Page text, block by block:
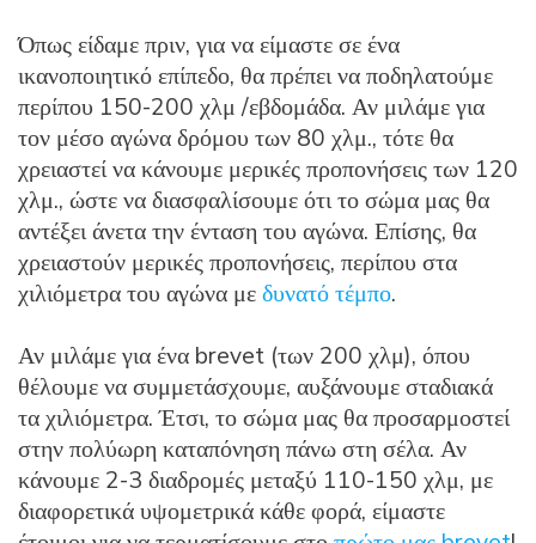
Όπως είδαμε πριν, για να είμαστε σε ένα
ικανοποιητικό επίπεδο, θα πρέπει να ποδηλατούμε
περίπου 150-200 χλμ /εβδομάδα. Αν μιλάμε για
τον μέσο αγώνα δρόμου των 80 χλμ., τότε θα
χρειαστεί να κάνουμε μερικές προπονήσεις των 120
χλμ., ώστε να διασφαλίσουμε ότι το σώμα μας θα
αντέξει άνετα την ένταση του αγώνα. Επίσης, θα
χρειαστούν μερικές προπονήσεις, περίπου στα
χιλιόμετρα του αγώνα μεδυνατό τέμπο.
Αν μιλάμε για ένα brevet (των 200 χλμ), όπου
θέλουμε να συμμετάσχουμε, αυξάνουμε σταδιακά
τα χιλιόμετρα. Έτσι, το σώμα μας θα προσαρμοστεί
στην πολύωρη καταπόνηση πάνω στη σέλα. Αν
κάνουμε 2-3 διαδρομές μεταξύ 110-150 χλμ, με
διαφορετικά υψομετρικά κάθε φορά, είμαστε